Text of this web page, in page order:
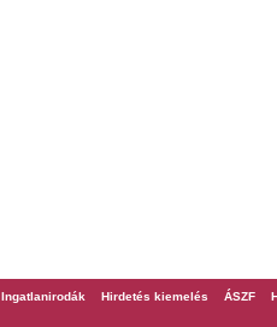
Ingatlanirodák Hirdetés kiemelés ÁSZF